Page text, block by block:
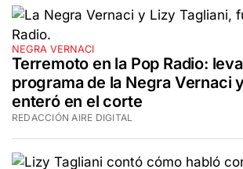
NEGRA VERNACI
Terremoto en la Pop Radio:
programa de la Negra Vernaci
enteró en el corte
REDACCIÓN AIRE DIGITAL